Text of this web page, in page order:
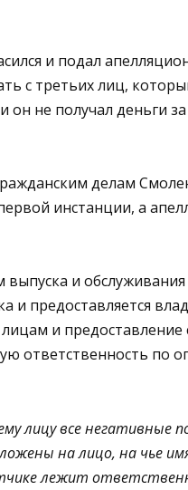
и подал
с третьих лиц,
он не получал деньги
делам
инстанции, а
и
и предоставляется
и
ответственность по
лицу все негативные
на лицо, на чье
лежит